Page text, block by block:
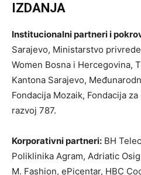
IZDANJA
Institucionalni partneri i
Sarajevo, Ministarstvo
Women Bosna i Hercegovina,
Kantona Sarajevo,
Fondacija Mozaik, Fondacija
razvoj 787.
Korporativni partneri: BH
Poliklinika Agram, Adriatic
M. Fashion, ePicentar, HBC